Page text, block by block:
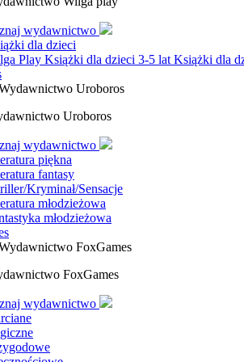
wydawnictwo
dla dzieci
Play Książki dla dzieci 3-5 lat Książki dla
Uroboros
wydawnictwo
piękna
fantasy
Kryminał/Sensacje
młodzieżowa
młodzieżowa
FoxGames
wydawnictwo